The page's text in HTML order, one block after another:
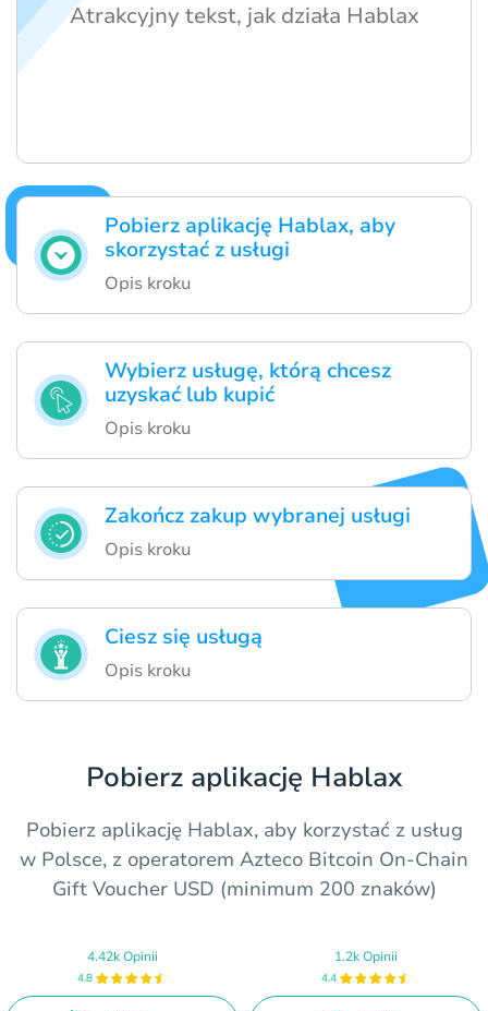
Pobierz aplikację Hablax, aby
skorzystać z usługi
Opis kroku
Wybierz usługę, którą chcesz
uzyskać lub kupić
Opis kroku
Zakończ zakup wybranej usługi
Opis kroku
Ciesz się usługą
Opis kroku
Atrakcyjny tekst, jak działa Hablax
Pobierz aplikację Hablax
Pobierz aplikację Hablax, aby korzystać z usług
w Polsce, z operatorem Azteco Bitcoin On-Chain
Gift Voucher USD (minimum 200 znaków)
4.42k Opinii
4.8
1.2k Opinii
4.4